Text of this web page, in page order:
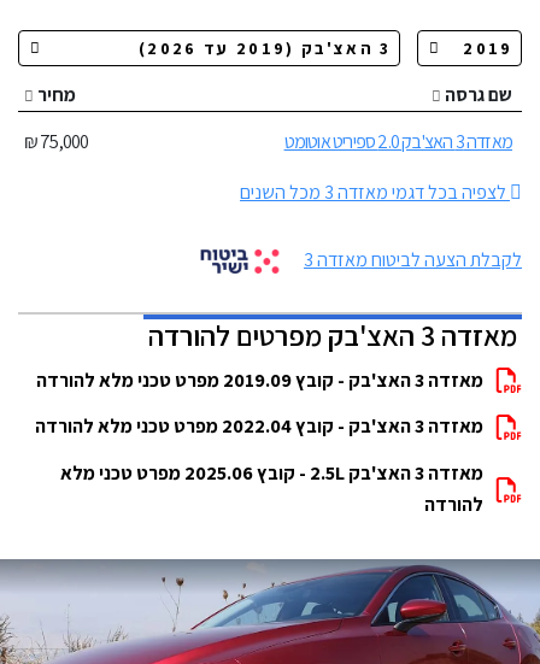
שם גרסה
מחיר
מאזדה 3 האצ'בק 2.0 ספיריט אוטומט
75,000 ₪
לצפיה בכל דגמי מאזדה 3 מכל השנים
לקבלת הצעה לביטוח מאזדה 3
מאזדה 3 האצ'בק מפרטים להורדה
מאזדה 3 האצ'בק - קובץ 2019.09 מפרט טכני מלא להורדה
מאזדה 3 האצ'בק - קובץ 2022.04 מפרט טכני מלא להורדה
מאזדה 3 האצ'בק 2.5L - קובץ 2025.06 מפרט טכני מלא
להורדה